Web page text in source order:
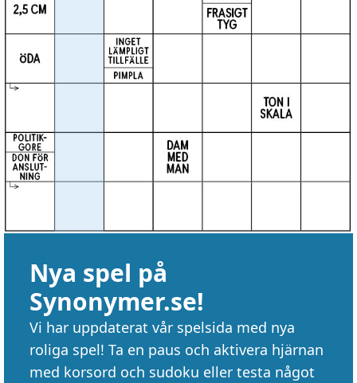
Nya spel på
Synonymer.se!
Vi har uppdaterat vår spelsida med nya
roliga spel! Ta en paus och aktivera hjärnan
med korsord och sudoku eller testa något